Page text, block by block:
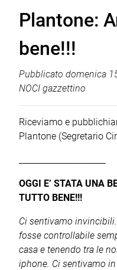
Plantone:
bene!!!
Pubblicato domenica
NOCI gazzettino
Riceviamo e
Plantone (Segretario
OGGI E’ STATA UNA
TUTTO BENE!!!
Ci sentivamo
fosse controllabile
casa e tenendo tra le
iphone. Ci sentivamo